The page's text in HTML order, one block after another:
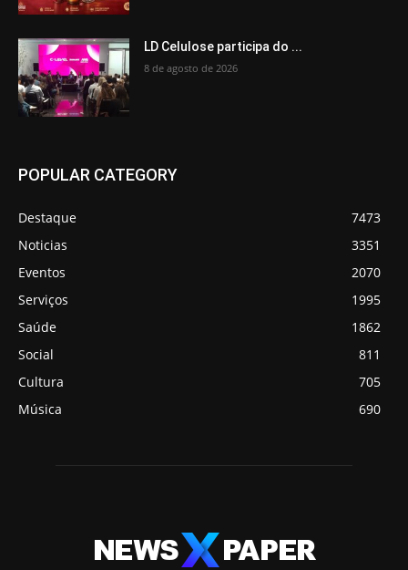
LD Celulose participa do ...
8 de agosto de 2026
POPULAR CATEGORY
Destaque
7473
Noticias
3351
Eventos
2070
Serviços
1995
Saúde
1862
Social
811
Cultura
705
Música
690